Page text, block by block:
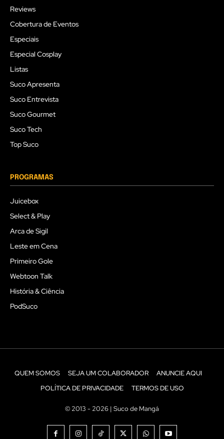
Reviews
Cobertura de Eventos
Especiais
Especial Cosplay
Listas
Suco Apresenta
Suco Entrevista
Suco Gourmet
Suco Tech
Top Suco
PROGRAMAS
Juicebox
Select & Play
Arca de Sigil
Leste em Cena
Primeiro Gole
Webtoon Talk
História & Ciência
PodSuco
QUEM SOMOS SEJA UM COLABORADOR
ANUNCIE AQUI
POLÍTICA DE PRIVACIDADE
TERMOS DE USO
© 2013 - 2026 | Suco de Mangá